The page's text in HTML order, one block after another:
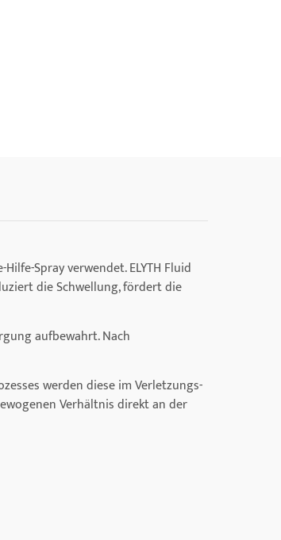
Spray verwendet. ELYTH Fluid
die Schwellung, fördert die
aufbewahrt. Nach
werden diese im Verletzungs-
Verhältnis direkt an der